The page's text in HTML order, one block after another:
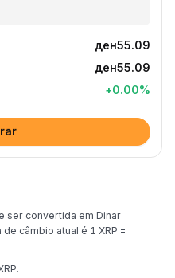
ден55.09
ден55.09
+0.00%
ser convertida em Dinar
câmbio atual é 1 XRP =